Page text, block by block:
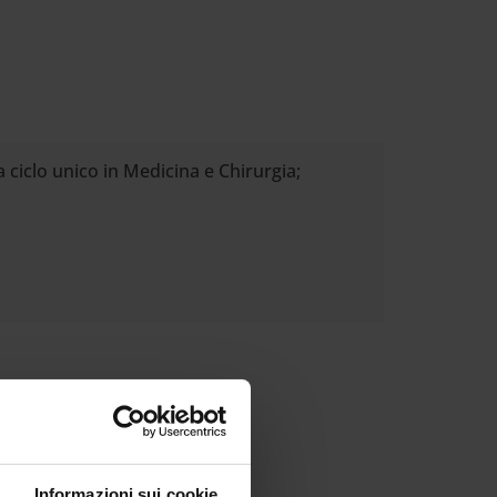
unico in Medicina e Chirurgia;